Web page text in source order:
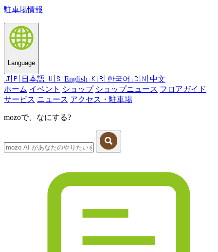
駐車場情報
Language
🇯🇵 日本語 🇺🇸 English 🇰🇷 한국어 🇨🇳 中文
ホーム イベント ショップ ショップニュース フロアガイド
サービス ニュース アクセス・駐車場
mozoで、なにする?